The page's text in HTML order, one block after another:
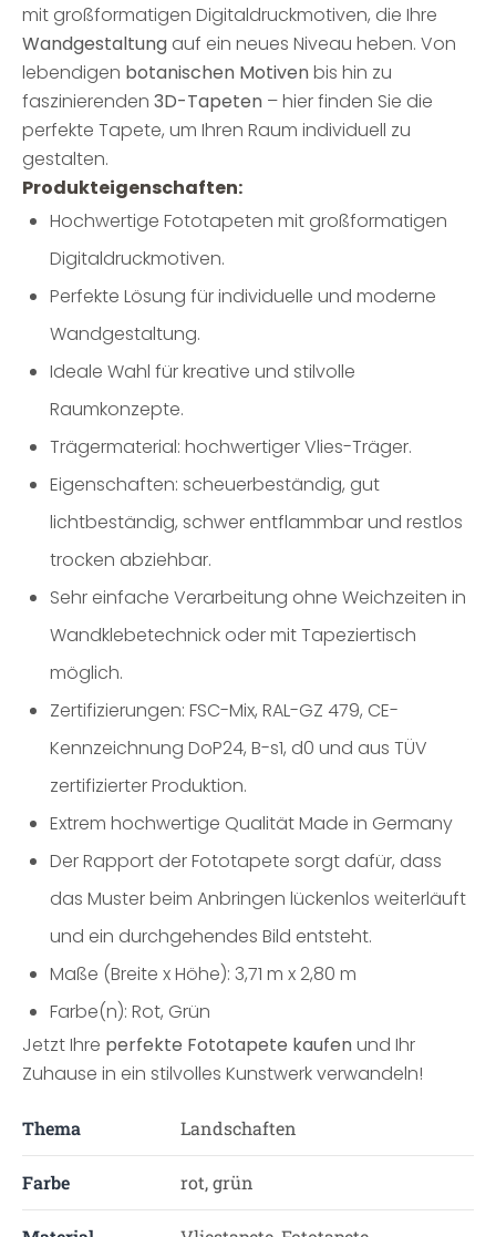
mit großformatigen Digitaldruckmotiven, die Ihre
Wandgestaltung auf ein neues Niveau heben. Von
lebendigen botanischen Motivenbis hin zu
faszinierenden 3D-Tapeten – hier finden Sie die
perfekte Tapete, um Ihren Raum individuell zu
gestalten.
Produkteigenschaften:
Hochwertige Fototapeten mit großformatigen
Digitaldruckmotiven.
Perfekte Lösung für individuelle und moderne
Wandgestaltung.
Ideale Wahl für kreative und stilvolle
Raumkonzepte.
Trägermaterial: hochwertiger Vlies-Träger.
Eigenschaften: scheuerbeständig, gut
lichtbeständig, schwer entflammbar und restlos
trocken abziehbar.
Sehr einfache Verarbeitung ohne Weichzeiten in
Wandklebetechnick oder mit Tapeziertisch
möglich.
Zertifizierungen: FSC-Mix, RAL-GZ 479, CE-
Kennzeichnung DoP24, B-s1, d0 und aus TÜV
zertifizierter Produktion.
Extrem hochwertige Qualität Made in Germany
Der Rapport der Fototapete sorgt dafür, dass
das Muster beim Anbringen lückenlos weiterläuft
und ein durchgehendes Bild entsteht.
Maße (Breite x Höhe): 3,71 m x 2,80 m
Farbe(n): Rot, Grün
Jetzt Ihre perfekte Fototapete kaufenund Ihr
Zuhause in ein stilvolles Kunstwerk verwandeln!
Thema Landschaften
Farbe rot, grün